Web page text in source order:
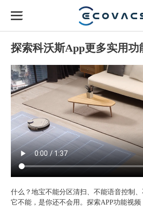
探索科沃斯App更多实用功
什么？地宝不能分区清扫、不能语音控制
它不能，是你还不会用。探索APP功能视